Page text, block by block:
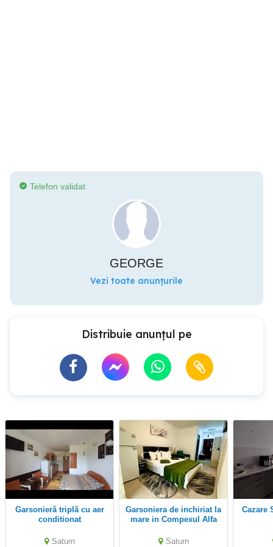
Telefon validat
GEORGE
Vezi toate anunțurile
Distribuie anunțul pe
Garsonieră triplă cu aer
conditionat
Saturn
Garsoniera de inchiriat la
mare in Compexul Alfa
Saturn